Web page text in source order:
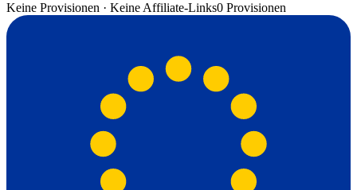
Keine Provisionen · Keine Affiliate-Links0 Provisionen